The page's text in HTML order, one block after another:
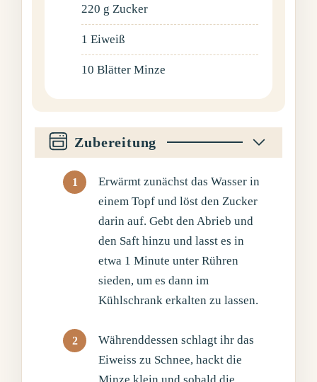
220 g Zucker
1 Eiweiß
10 Blätter Minze
Zubereitung
Erwärmt zunächst das Wasser in
einem Topf und löst den Zucker
darin auf. Gebt den Abrieb und
den Saft hinzu und lasst es in
etwa 1 Minute unter Rühren
sieden, um es dann im
Kühlschrank erkalten zu lassen.
Währenddessen schlagt ihr das
Eiweiss zu Schnee, hackt die